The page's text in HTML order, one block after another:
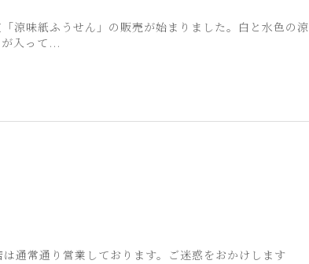
涼味紙ふうせん」の販売が始まりました。白と水色の涼
入って...
通常通り営業しております。ご迷惑をおかけします